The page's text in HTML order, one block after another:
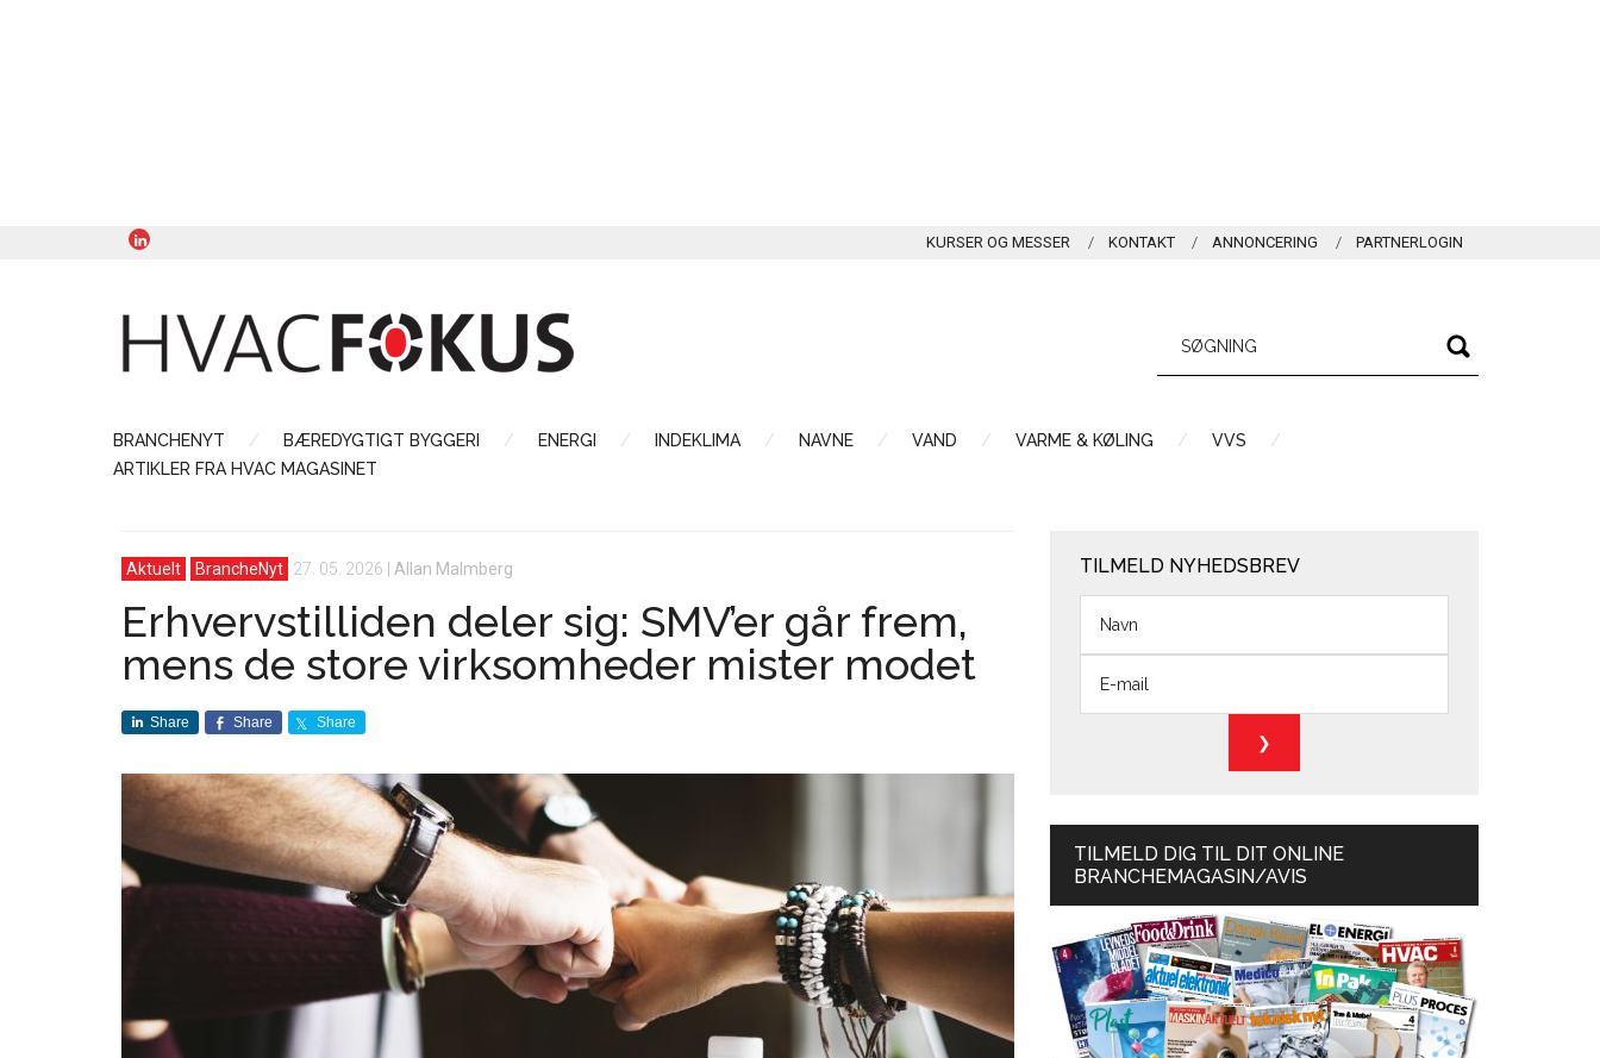
KURSER OG MESSER KONTAKT ANNONCERING PARTNERLOGIN
BRANCHENYT BÆREDYGTIGT BYGGERI ENERGI INDEKLIMA NAVNE VAND VARME & KØLING
VVS
ARTIKLER FRA HVAC MAGASINET
Aktuelt BrancheNyt 27. 05. 2026 Allan Malmberg
Erhvervstilliden deler sig: SMV’er går frem,
mens de store virksomheder mister modet
Share Share Share
TILMELD NYHEDSBREV
TILMELD DIG TIL DIT ONLINE
BRANCHEMAGASIN/AVIS